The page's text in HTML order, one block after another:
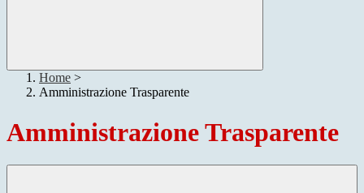
Home >
Amministrazione Trasparente
Amministrazione Trasparente